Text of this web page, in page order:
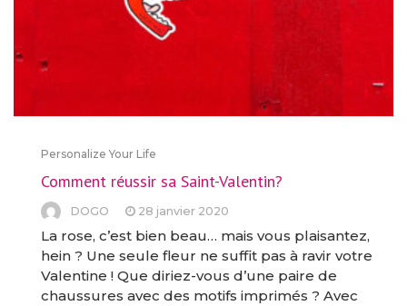
Personalize Your Life
Comment réussir sa Saint-Valentin?
DOGO 28 janvier 2020
La rose, c’est bien beau… mais vous plaisantez,
hein ? Une seule fleur ne suffit pas à ravir votre
Valentine ! Que diriez-vous d’une paire de
chaussures avec des motifs imprimés ? Avec